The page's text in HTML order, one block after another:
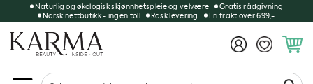
to
content
Naturlig og økologisk skjønnhetspleie og velvære
Gratis rådgivning
Norsk nettbutikk - ingen toll
Rask levering Fri frakt over 699,-